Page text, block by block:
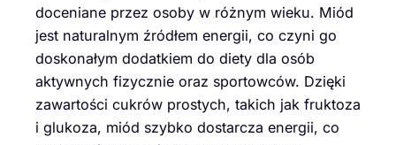
doceniane przez osoby w różnym wieku. Miód
jest naturalnym źródłem energii, co czyni go
doskonałym dodatkiem do diety dla osób
aktywnych fizycznie oraz sportowców. Dzięki
zawartości cukrów prostych, takich jak fruktoza
i glukoza, miód szybko dostarcza energii, co